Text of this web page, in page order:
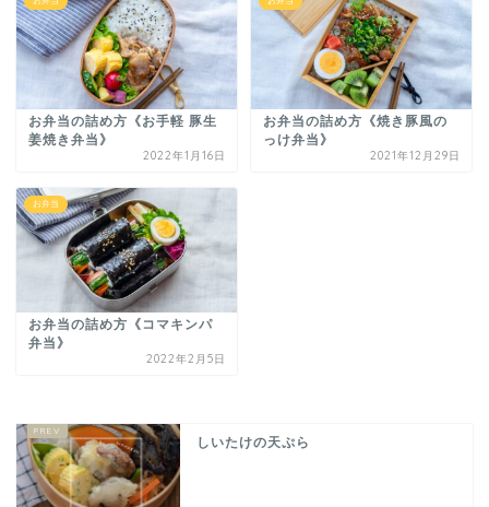
お弁当の詰め方《お手軽 豚生
姜焼き弁当》
2022年1月16日
お弁当の詰め方《焼き豚風の
っけ弁当》
2021年12月29日
お弁当
お弁当の詰め方《コマキンパ
弁当》
2022年2月5日
しいたけの天ぷら